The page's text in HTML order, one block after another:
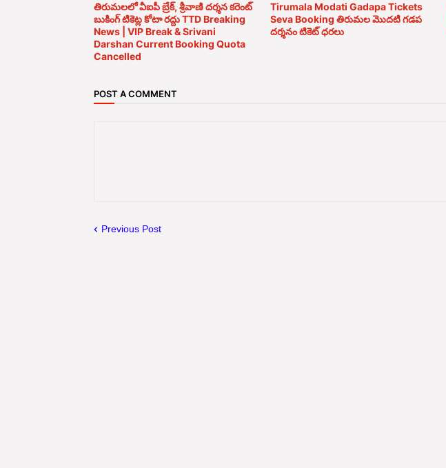
తిరుమలలో వీఐపీ బ్రేక్, శ్రీవాణి దర్శన కరెంట్
బుకింగ్ టికెట్ల కోటా రద్దు TTD Breaking
News | VIP Break & Srivani
Darshan Current Booking Quota
Cancelled
Tirumala Modati Gadapa Tickets
Seva Booking తిరుమల మొదటి గడప
దర్శనం టికెట్ ధరలు
POST A COMMENT
Previous Post